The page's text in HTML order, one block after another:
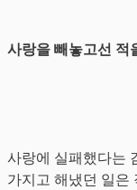
사랑을 빼놓고선 적
사랑에 실패했다는
가지고 해냈던 일은